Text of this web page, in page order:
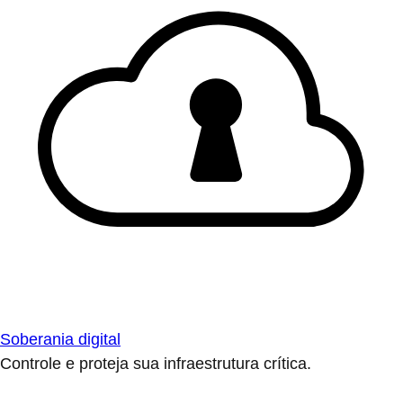
Soberania digital
Controle e proteja sua infraestrutura crítica.